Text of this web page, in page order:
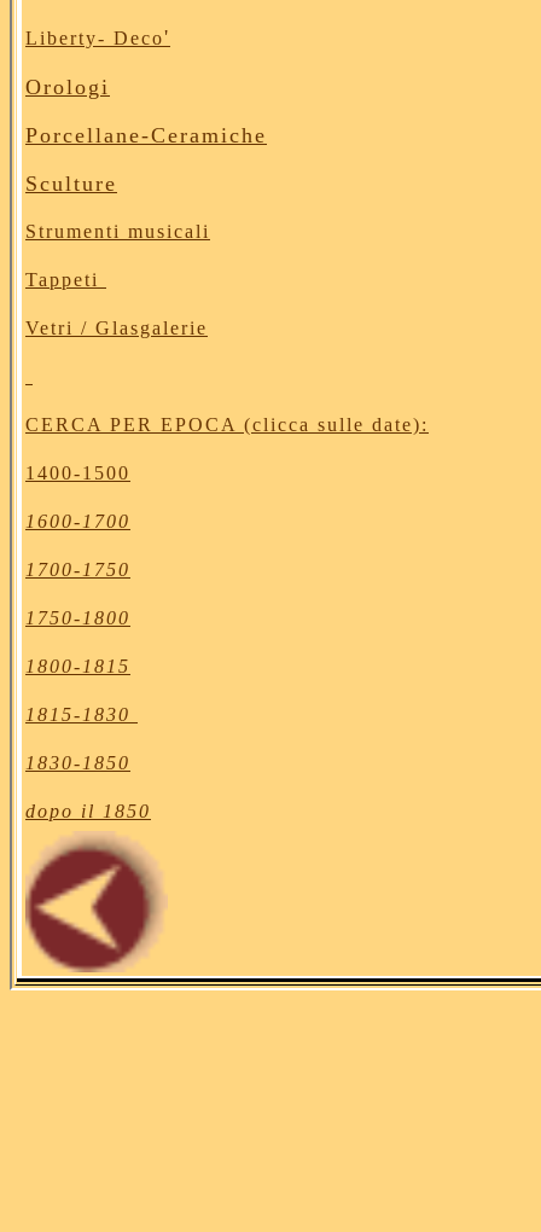
Liberty- Deco'
Orologi
Porcellane-Ceramiche
Sculture
Strumenti musicali
Tappeti
Vetri / Glasgalerie
CERCA PER EPOCA (clicca sulle date):
1400-1500
1600-1700
1700-1750
1750-1800
1800-1815
1815-1830
1830-1850
dopo il 1850